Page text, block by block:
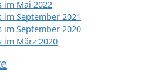
im Mai 2022
September 2021
im September 2020
im März 2020